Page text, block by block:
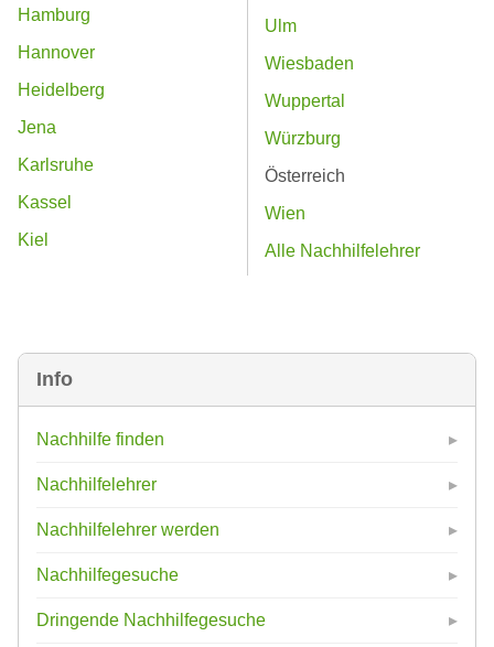
Info
Nachhilfe finden
Nachhilfelehrer
Nachhilfelehrer werden
Nachhilfegesuche
Dringende Nachhilfegesuche
Hamburg
Hannover
Heidelberg
Jena
Karlsruhe
Kassel
Kiel
Ulm
Wiesbaden
Wuppertal
Würzburg
Österreich
Wien
Alle Nachhilfelehrer